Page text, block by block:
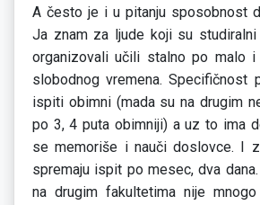
A često je i u pitanju sposobnost
Ja znam za ljude koji su
organizovali učili stalno po malo
slobodnog vremena. Specifičnost
ispiti obimni (mada su na drugim
po 3, 4 puta obimniji) a uz to ima
se memoriše i nauči doslovce. I
spremaju ispit po mesec, dva
na drugim fakultetima nije